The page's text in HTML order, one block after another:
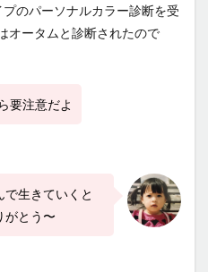
のパーソナルカラー診断を受
オータムと診断されたので
要注意だよ
生きていくと
がとう〜